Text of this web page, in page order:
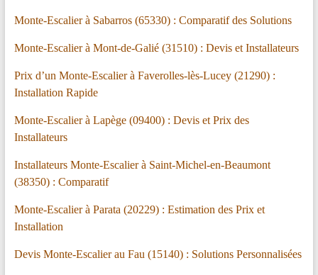
Monte-Escalier à Sabarros (65330) : Comparatif des Solutions
Monte-Escalier à Mont-de-Galié (31510) : Devis et Installateurs
Prix d’un Monte-Escalier à Faverolles-lès-Lucey (21290) :
Installation Rapide
Monte-Escalier à Lapège (09400) : Devis et Prix des
Installateurs
Installateurs Monte-Escalier à Saint-Michel-en-Beaumont
(38350) : Comparatif
Monte-Escalier à Parata (20229) : Estimation des Prix et
Installation
Devis Monte-Escalier au Fau (15140) : Solutions Personnalisées